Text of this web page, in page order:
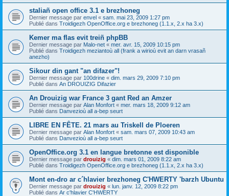
staliañ open office 3.1 e brezhoneg
Dernier message par envel « sam. mai 23, 2009 1:27 pm
Publié dans Troidigezh OpenOffice.org e brezhoneg (1.1.x, 2.x ha 3.x)
Kemer ma flas evit treiñ phpBB
Dernier message par Malo-net « mer. avr. 15, 2009 10:15 pm
Publié dans Troidigezh meziantoù all (frank a wirioù evit an darn vrasañ
anezho)
Sikour din gant "an difazer"!
Dernier message par 100drine « dim. mars 29, 2009 7:10 pm
Publié dans An DROUIZIG Difazier
An Drouizig war France 3 gant Red an Amzer
Dernier message par Alan Monfort « mer. mars 18, 2009 9:12 am
Publié dans Danvezioù all a-bep seurt
LIBRE EN FÊTE. 21 mars au Triskell de Ploeren
Dernier message par Alan Monfort « sam. mars 07, 2009 10:43 am
Publié dans Danvezioù all a-bep seurt
OpenOffice.org 3.1 en langue bretonne est disponible
Dernier message par drouizig « dim. mars 01, 2009 8:22 am
Publié dans Troidigezh OpenOffice.org e brezhoneg (1.1.x, 2.x ha 3.x)
Mont en-dro ar c´hlavier brezhoneg C'HWERTY 'barzh Ubuntu
Dernier message par drouizig « lun. janv. 12, 2009 8:22 pm
Publié dans Ar c'hlavier C'HWERTY